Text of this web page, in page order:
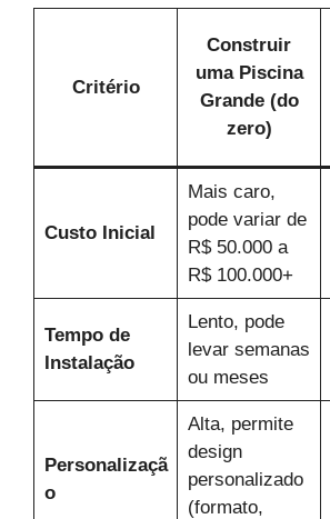
Critério
Construir
uma Piscina
Grande (do
zero)
Custo Inicial
Mais caro,
pode variar de
R$ 50.000 a
R$ 100.000+
Tempo de
Instalação
Lento, pode
levar semanas
ou meses
Personalizaçã
o
Alta, permite
design
personalizado
(formato,